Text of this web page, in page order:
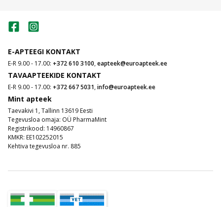
E-APTEEGI KONTAKT
E-R 9.00 - 17.00: +372 610 3100,eapteek@euroapteek.ee
TAVAAPTEEKIDE KONTAKT
E-R 9.00 - 17.00: +372 667 5031,info@euroapteek.ee
Mint apteek
Taevakivi 1, Tallinn 13619 Eesti
Tegevusloa omaja: OÜ PharmaMint
Registrikood: 14960867
KMKR: EE102252015
Kehtiva tegevusloa nr. 885